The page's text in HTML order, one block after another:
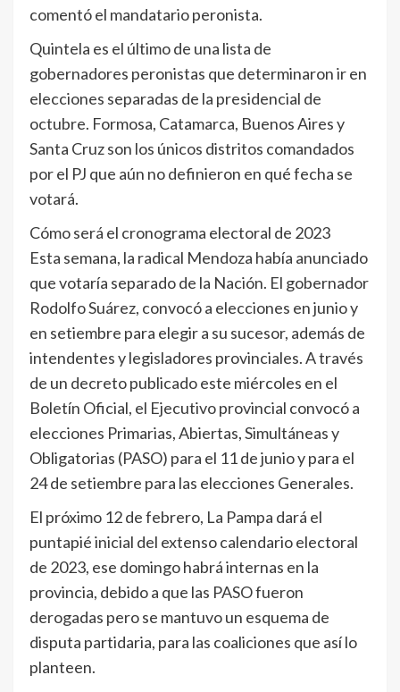
comentó el mandatario peronista.
Quintela es el último de una lista de
gobernadores peronistas que determinaron ir en
elecciones separadas de la presidencial de
octubre. Formosa, Catamarca, Buenos Aires y
Santa Cruz son los únicos distritos comandados
por el PJ que aún no definieron en qué fecha se
votará.
Cómo será el cronograma electoral de 2023
Esta semana, la radical Mendoza había anunciado
que votaría separado de la Nación. El gobernador
Rodolfo Suárez, convocó a elecciones en junio y
en setiembre para elegir a su sucesor, además de
intendentes y legisladores provinciales. A través
de un decreto publicado este miércoles en el
Boletín Oficial, el Ejecutivo provincial convocó a
elecciones Primarias, Abiertas, Simultáneas y
Obligatorias (PASO) para el 11 de junio y para el
24 de setiembre para las elecciones Generales.
El próximo 12 de febrero, La Pampa dará el
puntapié inicial del extenso calendario electoral
de 2023, ese domingo habrá internas en la
provincia, debido a que las PASO fueron
derogadas pero se mantuvo un esquema de
disputa partidaria, para las coaliciones que así lo
planteen.